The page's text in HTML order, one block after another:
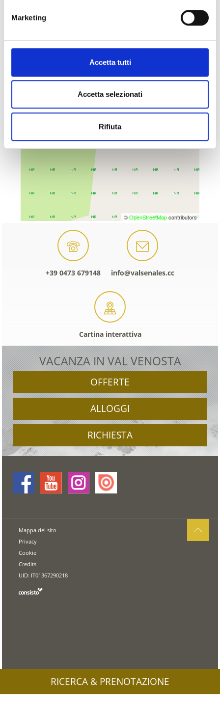
Marketing
Accetta tutti
Accetta selezionati
Rifiuta
©OpenStreetMapcontributors
+39 0473 679148 info@valsenales.cc
Cartina interattiva
VACANZA IN VAL VENOSTA
OFFERTE
ALLOGGI
RICHIESTA
Mappa del sito
Privacy
Cookie
Credits
UID: IT01367290218
RICERCA & PRENOTAZIONE